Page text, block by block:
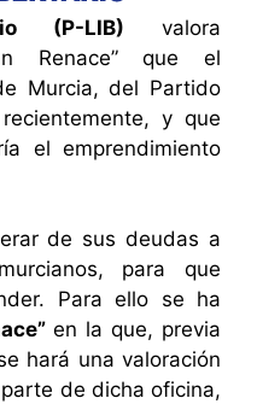
(P-LIB) valora
Renace” que el
Murcia, del Partido
y que
el emprendimiento
de sus deudas a
para que
Para ello se ha
en la que, previa
hará una valoración
de dicha oficina,